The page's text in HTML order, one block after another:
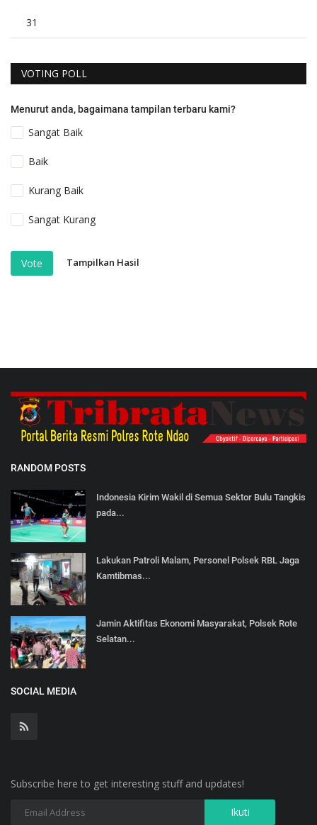
31
VOTING POLL
Menurut anda, bagaimana tampilan terbaru kami?
Sangat Baik
Baik
Kurang Baik
Sangat Kurang
Vote Tampilkan Hasil
RANDOM POSTS
Indonesia Kirim Wakil di Semua Sektor Bulu Tangkis
pada...
Lakukan Patroli Malam, Personel Polsek RBL Jaga
Kamtibmas...
Jamin Aktifitas Ekonomi Masyarakat, Polsek Rote
Selatan...
SOCIAL MEDIA
Subscribe here to get interesting stuff and updates!